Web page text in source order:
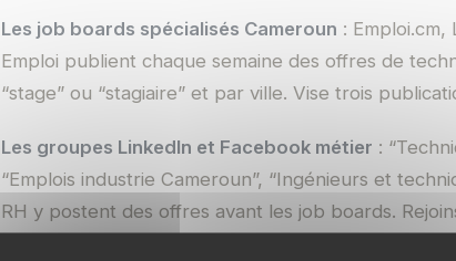
Les job boards spécialisés Cameroun : Emploi.cm,
Emploi publient chaque semaine des offres de
“stage” ou “stagiaire” et par ville. Vise trois
Les groupes LinkedIn et Facebook métier :
“Emplois industrie Cameroun”, “Ingénieurs et
RH y postent des offres avant les job boards.